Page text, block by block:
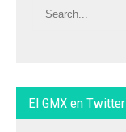
El GMX en Twitter